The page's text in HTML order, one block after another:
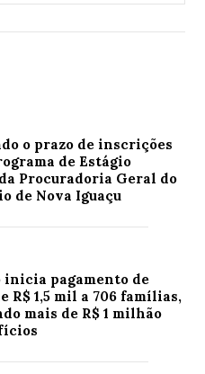
o prazo de inscrições
de Estágio
Procuradoria Geral do
de Nova Iguaçu
inicia pagamento de
R$ 1,5 mil a 706 famílias,
mais de R$ 1 milhão